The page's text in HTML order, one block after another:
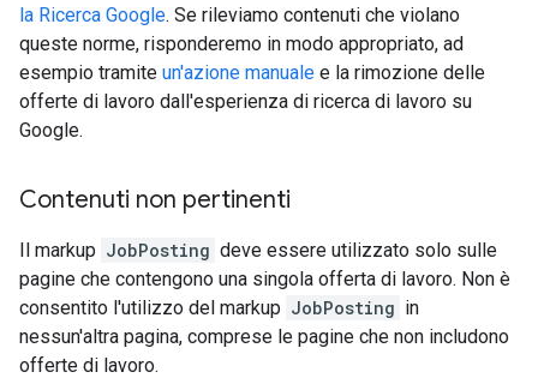
la Ricerca Google. Se rileviamo contenuti che violano
queste norme, risponderemo in modo appropriato, ad
esempio tramite un'azione manuale e la rimozione delle
offerte di lavoro dall'esperienza di ricerca di lavoro su
Google.
Contenuti non pertinenti
Il markup JobPosting deve essere utilizzato solo sulle
pagine che contengono una singola offerta di lavoro. Non è
consentito l'utilizzo del markup JobPosting in
nessun'altra pagina, comprese le pagine che non includono
offerte di lavoro.